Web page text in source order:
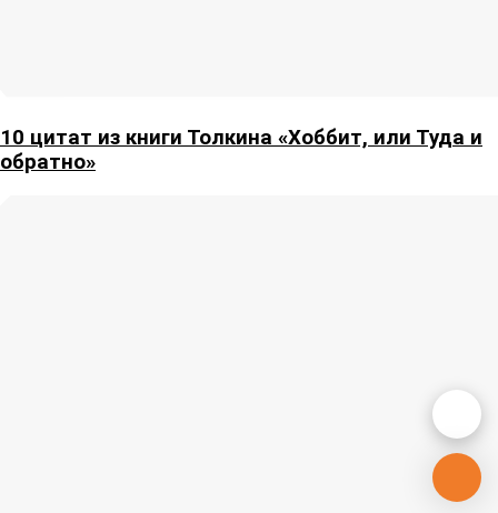
10 цитат из книги Толкина «Хоббит, или Туда и
обратно»